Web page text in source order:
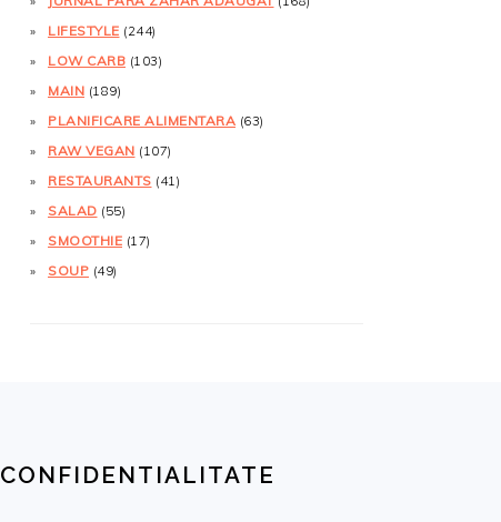
LIFESTYLE (244)
LOW CARB (103)
MAIN (189)
PLANIFICARE ALIMENTARA (63)
RAW VEGAN (107)
RESTAURANTS (41)
SALAD (55)
SMOOTHIE (17)
SOUP (49)
CONFIDENTIALITATE